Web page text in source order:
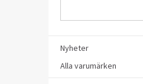
Nyheter
Alla varumärken